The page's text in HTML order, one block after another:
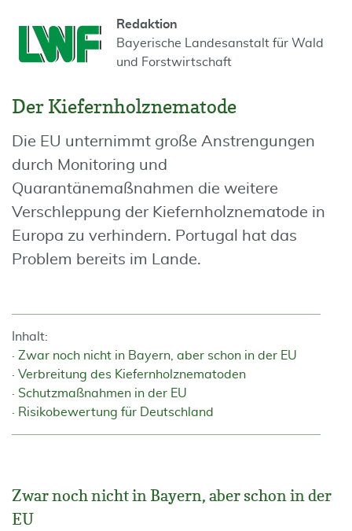
Redaktion
Bayerische Landesanstalt für Wald
und Forstwirtschaft
Der Kiefernholznematode
Die EU unternimmt große Anstrengungen
durch Monitoring und
Quarantänemaßnahmen die weitere
Verschleppung der Kiefernholznematode in
Europa zu verhindern. Portugal hat das
Problem bereits im Lande.
Inhalt:
Zwar noch nicht in Bayern, aber schon in der EU
Verbreitung des Kiefernholznematoden
Schutzmaßnahmen in der EU
Risikobewertung für Deutschland
Zwar noch nicht in Bayern, aber schon in der
EU